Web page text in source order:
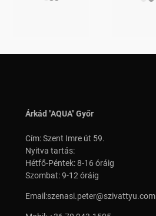
Árkád "AQUA" Győr
Cím: Szent Imre út 59.
Nyitva tartás:
Hétfő-Péntek: 8-16 óráig
Szombat: 9-12 óráig
Email:szenasi.peter@szivattyu.com